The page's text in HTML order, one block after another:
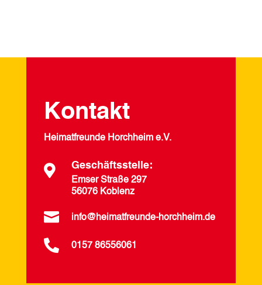
Kontakt
Heimatfreunde Horchheim e.V.
 Geschäftsstelle:
Emser Straße 297
56076 Koblenz
 info@heimatfreunde-horchheim.de
 0157 86556061